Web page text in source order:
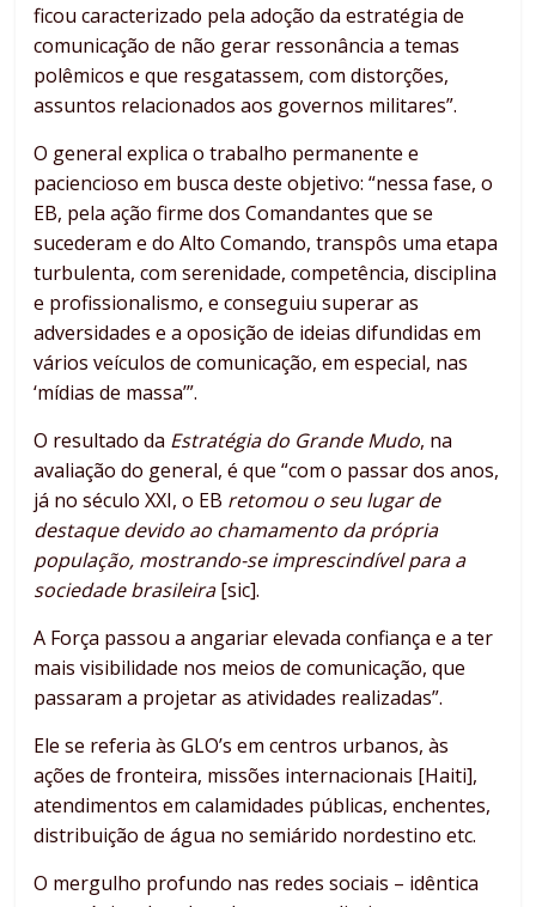
ficou caracterizado pela adoção da estratégia de
comunicação de não gerar ressonância a temas
polêmicos e que resgatassem, com distorções,
assuntos relacionados aos governos militares”.
O general explica o trabalho permanente e
paciencioso em busca deste objetivo: “nessa fase, o
EB, pela ação firme dos Comandantes que se
sucederam e do Alto Comando, transpôs uma etapa
turbulenta, com serenidade, competência, disciplina
e profissionalismo, e conseguiu superar as
adversidades e a oposição de ideias difundidas em
vários veículos de comunicação, em especial, nas
‘mídias de massa’”.
O resultado da Estratégia do Grande Mudo, na
avaliação do general, é que “com o passar dos anos,
já no século XXI, o EB retomou o seu lugar de
destaque devido ao chamamento da própria
população, mostrando-se imprescindível para a
sociedade brasileira[sic].
A Força passou a angariar elevada confiança e a ter
mais visibilidade nos meios de comunicação, que
passaram a projetar as atividades realizadas”.
Ele se referia às GLO’s em centros urbanos, às
ações de fronteira, missões internacionais [Haiti],
atendimentos em calamidades públicas, enchentes,
distribuição de água no semiárido nordestino etc.
O mergulho profundo nas redes sociais – idêntica